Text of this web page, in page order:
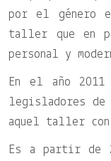
por el género
taller que en
personal y
En el año
legisladores de
aquel taller con
Es a partir de